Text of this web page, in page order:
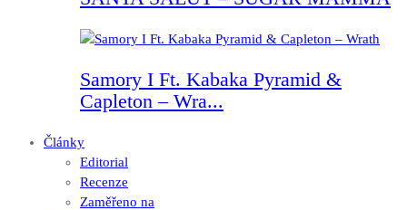
Samory I Ft. Kabaka Pyramid &
Capleton – Wra...
Články
Editorial
Recenze
Zaměřeno na